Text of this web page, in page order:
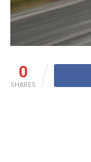
0
SHARES